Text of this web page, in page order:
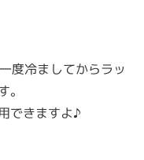
度冷ましてからラッ
できますよ♪